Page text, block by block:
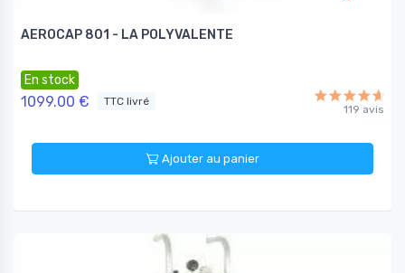
AEROCAP 801 - LA POLYVALENTE
En stock
1099.00 € TTC livré
119 avis
Ajouter au panier